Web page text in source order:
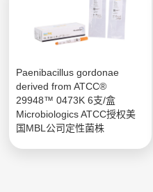
Paenibacillus gordonae
derived from ATCC®
29948™ 0473K 6支/盒
Microbiologics ATCC授权美
国MBL公司定性菌株